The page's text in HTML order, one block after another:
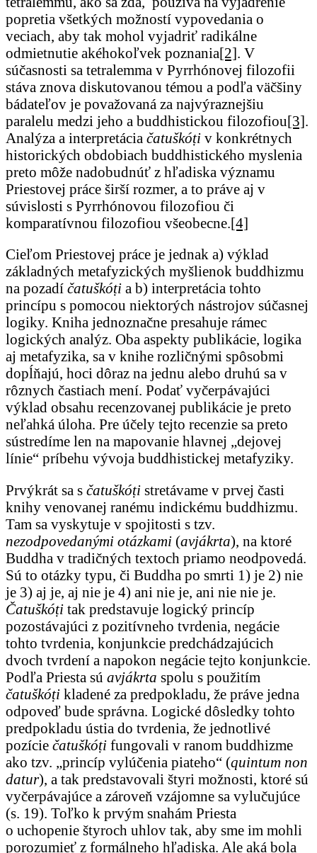
popretia všetkých možností vypovedania o
veciach, aby tak mohol vyjadriť radikálne
odmietnutie akéhokoľvek poznania[2]. V
súčasnosti sa tetralemma v Pyrrhónovej filozofii
stáva znova diskutovanou témou a podľa väčšiny
bádateľov je považovaná za najvýraznejšiu
paralelu medzi jeho a buddhistickou filozofiou[3].
Analýza a interpretácia čatuškóṭi v konkrétnych
historických obdobiach buddhistického myslenia
preto môže nadobudnúť z hľadiska významu
Priestovej práce širší rozmer, a to práve aj v
súvislosti s Pyrrhónovou filozofiou či
komparatívnou filozofiou všeobecne.[4]
Cieľom Priestovej práce je jednak a) výklad
základných metafyzických myšlienok buddhizmu
na pozadí čatuškóṭi a b) interpretácia tohto
princípu s pomocou niektorých nástrojov súčasnej
logiky. Kniha jednoznačne presahuje rámec
logických analýz. Oba aspekty publikácie, logika
aj metafyzika, sa v knihe rozličnými spôsobmi
dopĺňajú, hoci dôraz na jednu alebo druhú sa v
rôznych častiach mení. Podať vyčerpávajúci
výklad obsahu recenzovanej publikácie je preto
neľahká úloha. Pre účely tejto recenzie sa preto
sústredíme len na mapovanie hlavnej „dejovej
línie“ príbehu vývoja buddhistickej metafyziky.
Prvýkrát sa s čatuškóṭi stretávame v prvej časti
knihy venovanej ranému indickému buddhizmu.
Tam sa vyskytuje v spojitosti s tzv.
nezodpovedanými otázkami (avjákrta), na ktoré
Buddha v tradičných textoch priamo neodpovedá.
Sú to otázky typu, či Buddha po smrti 1) je 2) nie
je 3) aj je, aj nie je 4) ani nie je, ani nie nie je.
Čatuškóṭi tak predstavuje logický princíp
pozostávajúci z pozitívneho tvrdenia, negácie
tohto tvrdenia, konjunkcie predchádzajúcich
dvoch tvrdení a napokon negácie tejto konjunkcie.
Podľa Priesta sú avjákrta spolu s použitím
čatuškóṭi kladené za predpokladu, že práve jedna
odpoveď bude správna. Logické dôsledky tohto
predpokladu ústia do tvrdenia, že jednotlivé
pozície čatuškóṭi fungovali v ranom buddhizme
ako tzv. „princíp vylúčenia piateho“ (quintum non
datur), a tak predstavovali štyri možnosti, ktoré sú
vyčerpávajúce a zároveň vzájomne sa vylučujúce
(s. 19). Toľko k prvým snahám Priesta
o uchopenie štyroch uhlov tak, aby sme im mohli
porozumieť z formálneho hľadiska. Ale aká bola